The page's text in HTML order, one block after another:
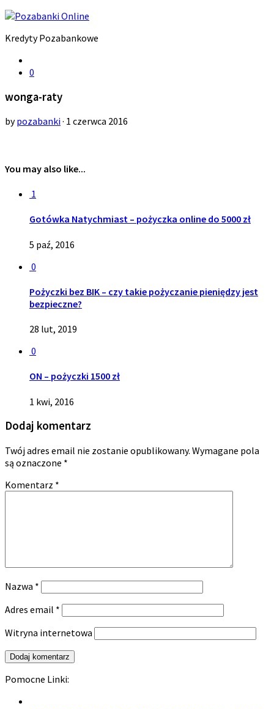
Kredyty Pozabankowe
0
wonga-raty
bypozabanki· 1 czerwca 2016
You may also like...
1
Gotówka Natychmiast – pożyczka online do 5000 zł
5 paź, 2016
0
Pożyczki bez BIK – czy takie pożyczanie pieniędzy jest
bezpieczne?
28 lut, 2019
0
ON – pożyczki 1500 zł
1 kwi, 2016
Dodaj komentarz
Twój adres email nie zostanie opublikowany. Wymagane pola
są oznaczone *
Komentarz *
Nazwa *
Adres email *
Witryna internetowa
Pomocne Linki: